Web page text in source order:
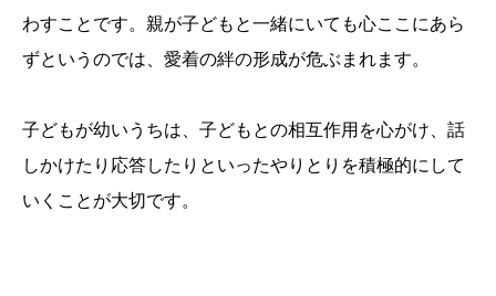
わすことです。親が子どもと一緒にいても心ここにあら
ずというのでは、愛着の絆の形成が危ぶまれます。
子どもが幼いうちは、子どもとの相互作用を心がけ、話
しかけたり応答したりといったやりとりを積極的にして
いくことが大切です。